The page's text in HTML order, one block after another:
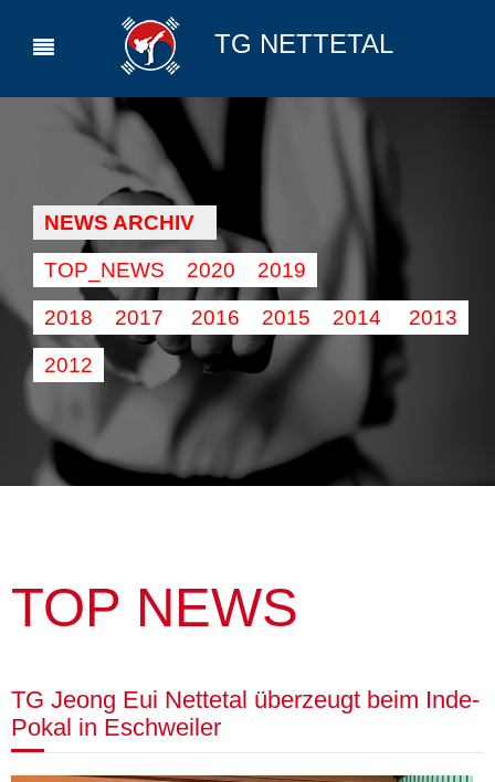
TG NETTETAL
NEWS ARCHIV
TOP_NEWS 2020 2019
2018 2017 2016 2015 2014 2013
2012
TOP NEWS
TG Jeong Eui Nettetal überzeugt beim Inde-
Pokal in Eschweiler